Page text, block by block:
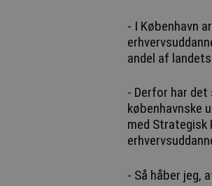
- I København
andel af
- Derfor har
københavnske
med Strategisk
- Så håber jeg,